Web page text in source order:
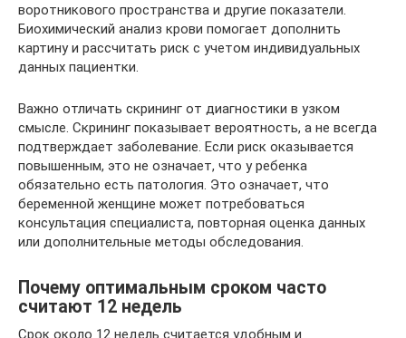
воротникового пространства и другие показатели.
Биохимический анализ крови помогает дополнить
картину и рассчитать риск с учетом индивидуальных
данных пациентки.
Важно отличать скрининг от диагностики в узком
смысле. Скрининг показывает вероятность, а не всегда
подтверждает заболевание. Если риск оказывается
повышенным, это не означает, что у ребенка
обязательно есть патология. Это означает, что
беременной женщине может потребоваться
консультация специалиста, повторная оценка данных
или дополнительные методы обследования.
Почему оптимальным сроком часто
считают 12 недель
Срок около 12 недель считается удобным и